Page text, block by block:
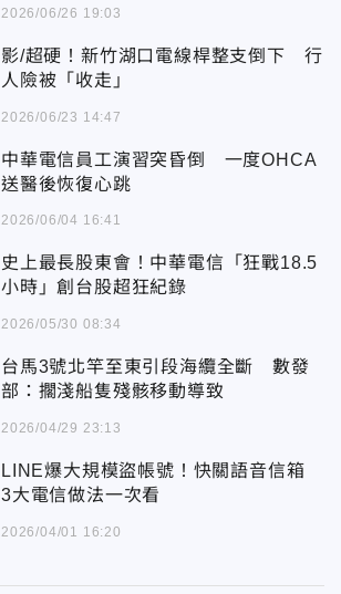
2026/06/26 19:03
影/超硬！新竹湖口電線桿整支倒下 行
人險被「收走」
2026/06/23 14:47
中華電信員工演習突昏倒 一度OHCA
送醫後恢復心跳
2026/06/04 16:41
史上最長股東會！中華電信「狂戰18.5
小時」創台股超狂紀錄
2026/05/30 08:34
台馬3號北竿至東引段海纜全斷 數發
部：擱淺船隻殘骸移動導致
2026/04/29 23:13
LINE爆大規模盜帳號！快關語音信箱
3大電信做法一次看
2026/04/01 16:20